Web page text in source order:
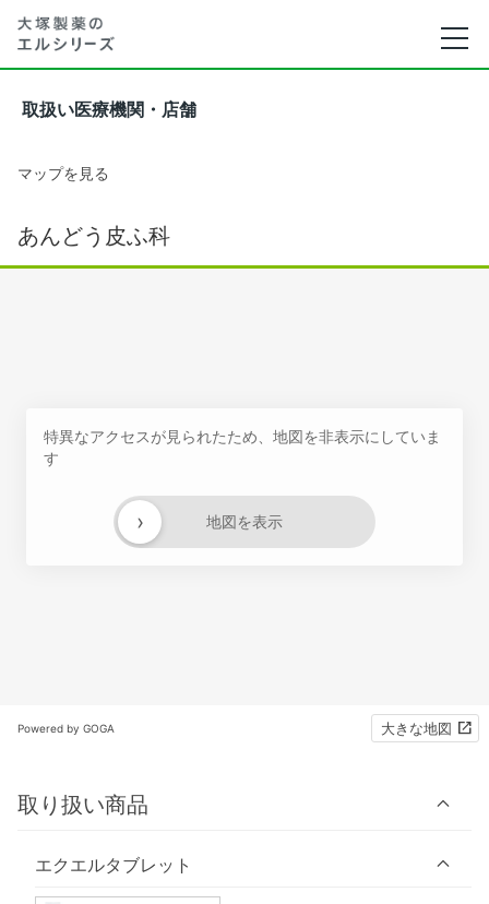
取扱い医療機関・店舗
マップを見る
あんどう皮ふ科
特異なアクセスが見られたため、地図を非表示にしていま
す
地図を表示
›
Powered by GOGA 大きな地図
取り扱い商品
エクエルタブレット